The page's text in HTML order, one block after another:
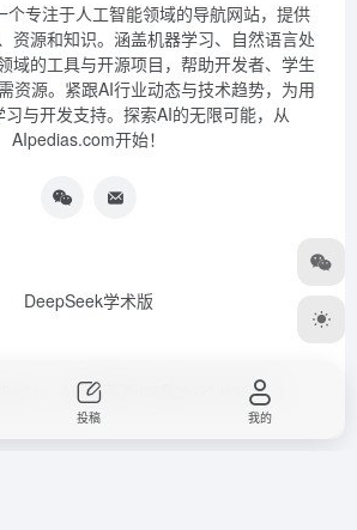
个专注于人工智能领域的导航网站，提供
资源和知识。涵盖机器学习、自然语言处
域的工具与开源项目，帮助开发者、学生
资源。紧跟AI行业动态与技术趋势，为用
与开发支持。探索AI的无限可能，从
AIpedias.com开始！
DeepSeek学术版
｜AI导航网 浙ICP备2023026385号-3
投稿 我的